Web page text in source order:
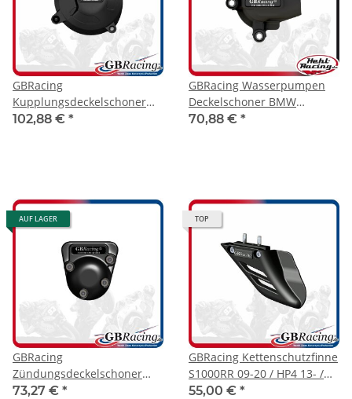
GBRacing
Kupplungsdeckelschoner
BMW S1000RR 17-18 / BMW
102,88 € *
GBRacing Wasserpumpen
Deckelschoner BMW
S1000RR 09-18 / BMW
70,88 € *
AUF LAGER
GBRacing
Zündungsdeckelschoner
BMW S1000RR 09-18 / BMW
73,27 € *
TOP
GBRacing Kettenschutzfinne
S1000RR 09-20 / HP4 13- /
S1000R / S1000XR
55,00 € *